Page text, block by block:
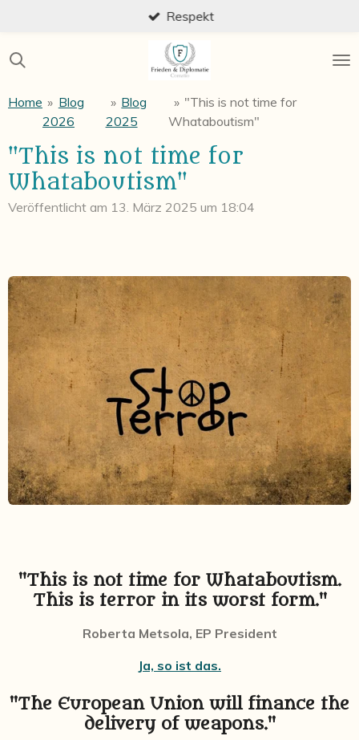
springen
Respekt
Home » Blog
2026
» Blog
2025
» "This is not time for
Whataboutism"
"This is not time for
Whataboutism"
Veröffentlicht am 13. März 2025 um 18:04
"This is not time for Whataboutism.
This is terror in its worst form."
Roberta Metsola, EP President
Ja, so ist das.
"The European Union will finance the
delivery of weapons."